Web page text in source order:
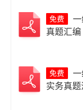
一级建造师机电工程管理与实务
真题汇
一级建造师市政公用工程管理与
实务真